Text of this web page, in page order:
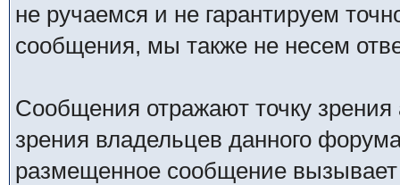
не ручаемся и не гарантируем
сообщения, мы также не несем
Сообщения отражают точку зрения
зрения владельцев данного
размещенное сообщение